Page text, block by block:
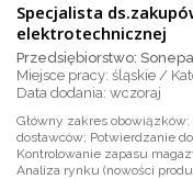
Specjalista
elektrotechnicznej
Przedsiębiorstwo:
Miejsce pracy: śląskie /
wczoraj
Główny zakres
dostawców; Potwierdzanie
Kontrolowanie zapasu
Analiza rynku (nowości